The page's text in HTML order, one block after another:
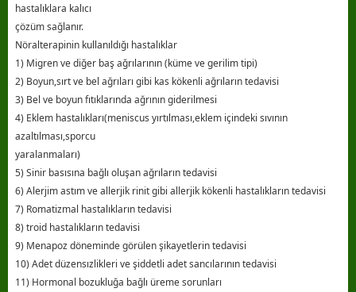
hastalıklara kalıcı
çözüm sağlanır.
Nöralterapinin kullanıldığı hastalıklar
1) Migren ve diğer baş ağrılarının (küme ve gerilim tipi)
2) Boyun,sırt ve bel ağrıları gibi kas kökenli ağrıların tedavisi
3) Bel ve boyun fıtıklarında ağrının giderilmesi
4) Eklem hastalıkları(meniscus yırtılması,eklem içindeki sıvının
azaltılması,sporcu
yaralanmaları)
5) Sinir basısına bağlı oluşan ağrıların tedavisi
6) Alerjim astım ve allerjik rinit gibi allerjik kökenli hastalıkların tedavisi
7) Romatizmal hastalıkların tedavisi
8) troid hastalıkların tedavisi
9) Menapoz döneminde görülen şikayetlerin tedavisi
10) Adet düzensızlikleri ve şiddetli adet sancılarının tedavisi
11) Hormonal bozukluğa bağlı üreme sorunları